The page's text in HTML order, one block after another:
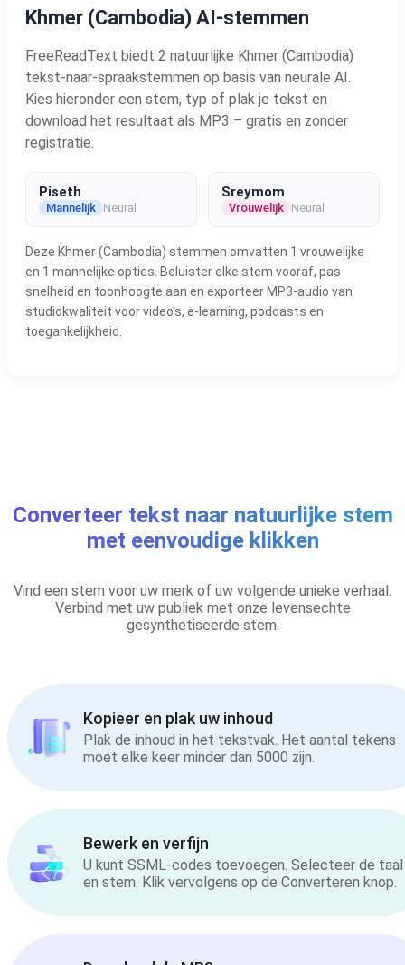
Khmer (Cambodia) AI-stemmen
FreeReadText biedt 2 natuurlijke Khmer (Cambodia)
tekst-naar-spraakstemmen op basis van neurale AI.
Kies hieronder een stem, typ of plak je tekst en
download het resultaat als MP3 – gratis en zonder
registratie.
Piseth
Mannelijk Neural
Sreymom
Vrouwelijk Neural
Deze Khmer (Cambodia) stemmen omvatten 1 vrouwelijke
en 1 mannelijke opties. Beluister elke stem vooraf, pas
snelheid en toonhoogte aan en exporteer MP3-audio van
studiokwaliteit voor video's, e-learning, podcasts en
toegankelijkheid.
Converteer tekst naar natuurlijke stem
met eenvoudige klikken
Vind een stem voor uw merk of uw volgende unieke verhaal.
Verbind met uw publiek met onze levensechte
gesynthetiseerde stem.
Kopieer en plak uw inhoud
Plak de inhoud in het tekstvak. Het aantal tekens
moet elke keer minder dan 5000 zijn.
Bewerk en verfijn
U kunt SSML-codes toevoegen. Selecteer de taal
en stem. Klik vervolgens op de Converteren knop.